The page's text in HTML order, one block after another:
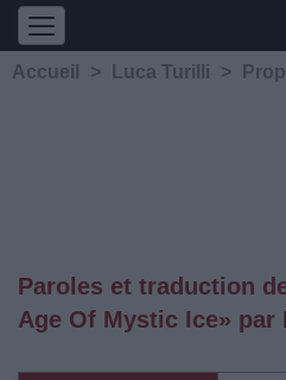
Accueil > Luca Turilli >
Paroles et traduction
Age Of Mystic Ice» par